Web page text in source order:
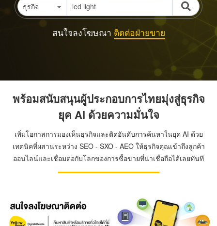
ธุรกิจ
สนใจลงโฆษณา ติดต่อฝ่ายขาย
พร้อมสนับสนุนผู้ประกอบการไทยมุ่งสู่ธุรกิจ
ยุค AI ด้วยความมั่นใจ
เพิ่มโอกาสการมองเห็นธุรกิจและติดอันดับการค้นหาในยุค AI ด้วย
เทคนิคที่ผสานระหว่าง SEO - SXO - AEO ให้ธุรกิจคุณเข้าถึงลูกค้า
ออนไลน์และเชื่อมต่อกับโลกของการซื้อขายที่น่าเชื่อถือได้เลยทันที